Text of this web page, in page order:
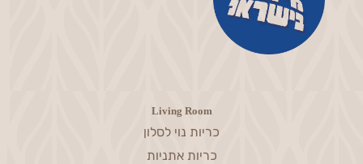
Living Room
כריות נוי לסלון
כריות אתניות